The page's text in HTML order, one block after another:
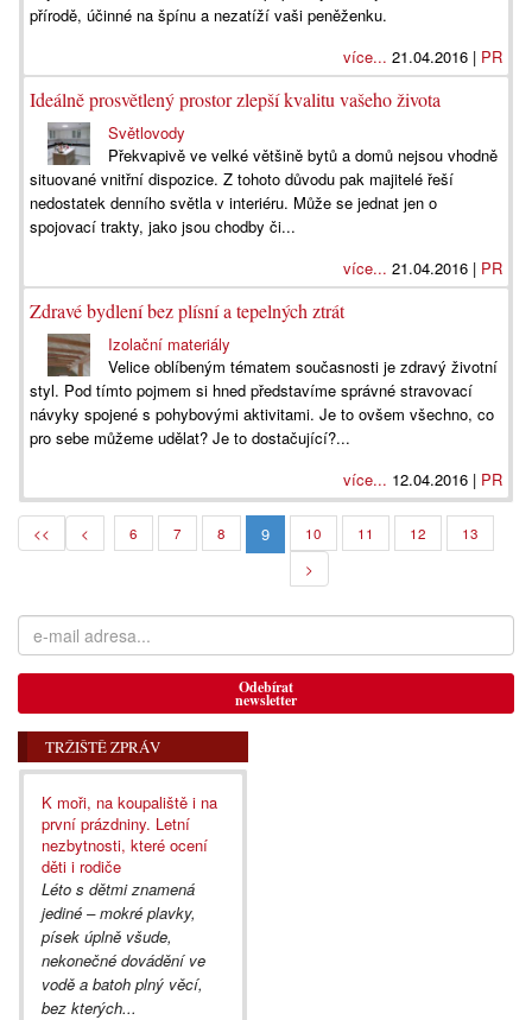
přírodě, účinné na špínu a nezatíží vaši peněženku.
více... 21.04.2016 | PR
Ideálně prosvětlený prostor zlepší kvalitu vašeho života
Světlovody
Překvapivě ve velké většině bytů a domů nejsou vhodně
situované vnitřní dispozice. Z tohoto důvodu pak majitelé řeší
nedostatek denního světla v interiéru. Může se jednat jen o
spojovací trakty, jako jsou chodby či...
více... 21.04.2016 | PR
Zdravé bydlení bez plísní a tepelných ztrát
Izolační materiály
Velice oblíbeným tématem současnosti je zdravý životní
styl. Pod tímto pojmem si hned představíme správné stravovací
návyky spojené s pohybovými aktivitami. Je to ovšem všechno, co
pro sebe můžeme udělat? Je to dostačující?...
více... 12.04.2016 | PR
<< < 6 7 8 9 10 11 12
13
>
Odebírat
newsletter
TRŽIŠTĚ ZPRÁV
K moři, na koupaliště i na
první prázdniny. Letní
nezbytnosti, které ocení
děti i rodiče
Léto s dětmi znamená
jediné – mokré plavky,
písek úplně všude,
nekonečné dovádění ve
vodě a batoh plný věcí,
bez kterých...